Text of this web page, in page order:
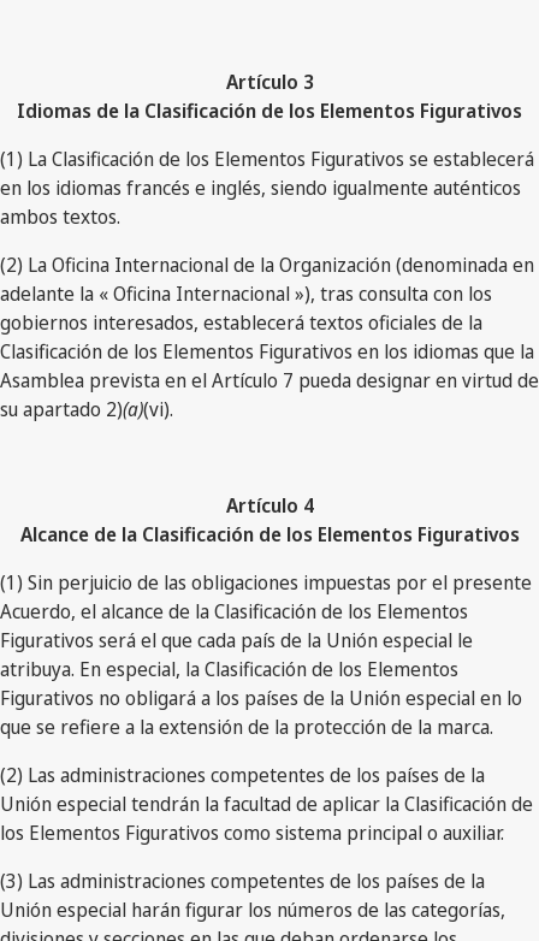
Artículo 3
Idiomas de la Clasificación de los Elementos Figurativos
(1) La Clasificación de los Elementos Figurativos se establecerá
en los idiomas francés e inglés, siendo igualmente auténticos
ambos textos.
(2) La Oficina Internacional de la Organización (denominada en
adelante la « Oficina Internacional »), tras consulta con los
gobiernos interesados, establecerá textos oficiales de la
Clasificación de los Elementos Figurativos en los idiomas que la
Asamblea prevista en el Artículo 7 pueda designar en virtud de
su apartado 2)(a)(vi).
Artículo 4
Alcance de la Clasificación de los Elementos Figurativos
(1) Sin perjuicio de las obligaciones impuestas por el presente
Acuerdo, el alcance de la Clasificación de los Elementos
Figurativos será el que cada país de la Unión especial le
atribuya. En especial, la Clasificación de los Elementos
Figurativos no obligará a los países de la Unión especial en lo
que se refiere a la extensión de la protección de la marca.
(2) Las administraciones competentes de los países de la
Unión especial tendrán la facultad de aplicar la Clasificación de
los Elementos Figurativos como sistema principal o auxiliar.
(3) Las administraciones competentes de los países de la
Unión especial harán figurar los números de las categorías,